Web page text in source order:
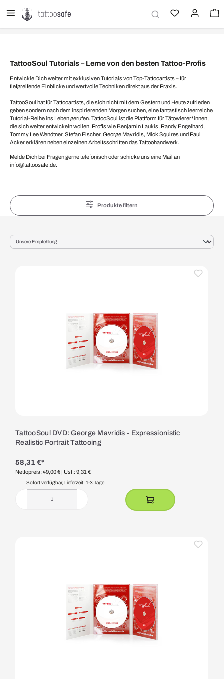
springen
TattooSoul Tutorials – Lerne von den besten Tattoo-Profis
Entwickle Dich weiter mit exklusiven Tutorials von Top-Tattooartists – für
tiefgreifende Einblicke und wertvolle Techniken direkt aus der Praxis.
TattooSoul hat für Tattooartists, die sich nicht mit dem Gestern und Heute zufrieden
geben sondern nach dem inspirierenden Morgen suchen, eine fantastisch leerreiche
Tutorial-Reihe ins Leben gerufen. TattooSoul ist die Plattform für Tätowierer*innen,
die sich weiter entwickeln wollen. Profis wie Benjamin Laukis, Randy Engelhard,
Tommy Lee Wendtner, Stefan Fischer, George Mavridis, Mick Squires und Paul
Acker erklären neben einzelnen Arbeitsschritten das Tattoohandwerk.
Melde Dich bei Fragen gerne telefonisch oder schicke uns eine Mail an
info@tattoosafe.de.
Produkte filtern
TattooSoul DVD: George Mavridis - Expressionistic
Realistic Portrait Tattooing
58,31 €*
Nettopreis: 49,00 € | Ust.: 9,31 €
Sofort verfügbar, Lieferzeit: 1-3 Tage